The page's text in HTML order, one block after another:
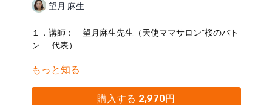
望月 麻生
１．講師： 望月麻生先生（天使ママサロン⁻桜のバト
ン⁻ 代表）
■講師略歴
2017年 ⁻ 2020年： 株式会社 ティップネス
もっと知る
購入する 2,970円